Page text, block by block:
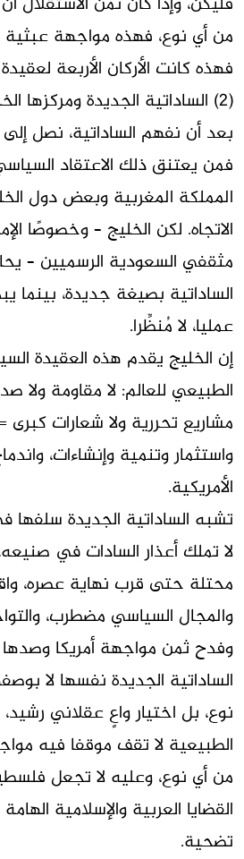
من أي نوع، فهذه مواجهة عبثية
فهذه كانت الأركان الأربعة
(2) الساداتية الجديدة ومركزها الخليجي.
بعد أن نفهم الساداتية، نصل إلى
فمن يعتنق ذلك الاعتقاد
المملكة المغربية وبعض دول
الاتجاه. لكن الخليج – وخصوصًا
مثقفي السعودية الرسميين –
الساداتية بصيغة جديدة، بينما
عمليا، لا مُنظِّرا.
إن الخليج يقدم هذه العقيدة
الطبيعي للعالم: لا مقاومة ولا
مشاريع تحررية ولا شعارات
واستثمار وتنمية وإنشاءات،
الأمريكية.
تشبه الساداتية الجديدة
لا تملك أعذار السادات في
محتلة حتى قرب نهاية عصره،
والمجال السياسي مضطرب،
وفدح ثمن مواجهة أمريكا
الساداتية الجديدة نفسها لا
نوع، بل اختيار واعٍ عقلاني
الطبيعية لا تقف موقفا فيه
من أي نوع، وعليه لا تجعل
القضايا العربية والإسلامية
تضحية.